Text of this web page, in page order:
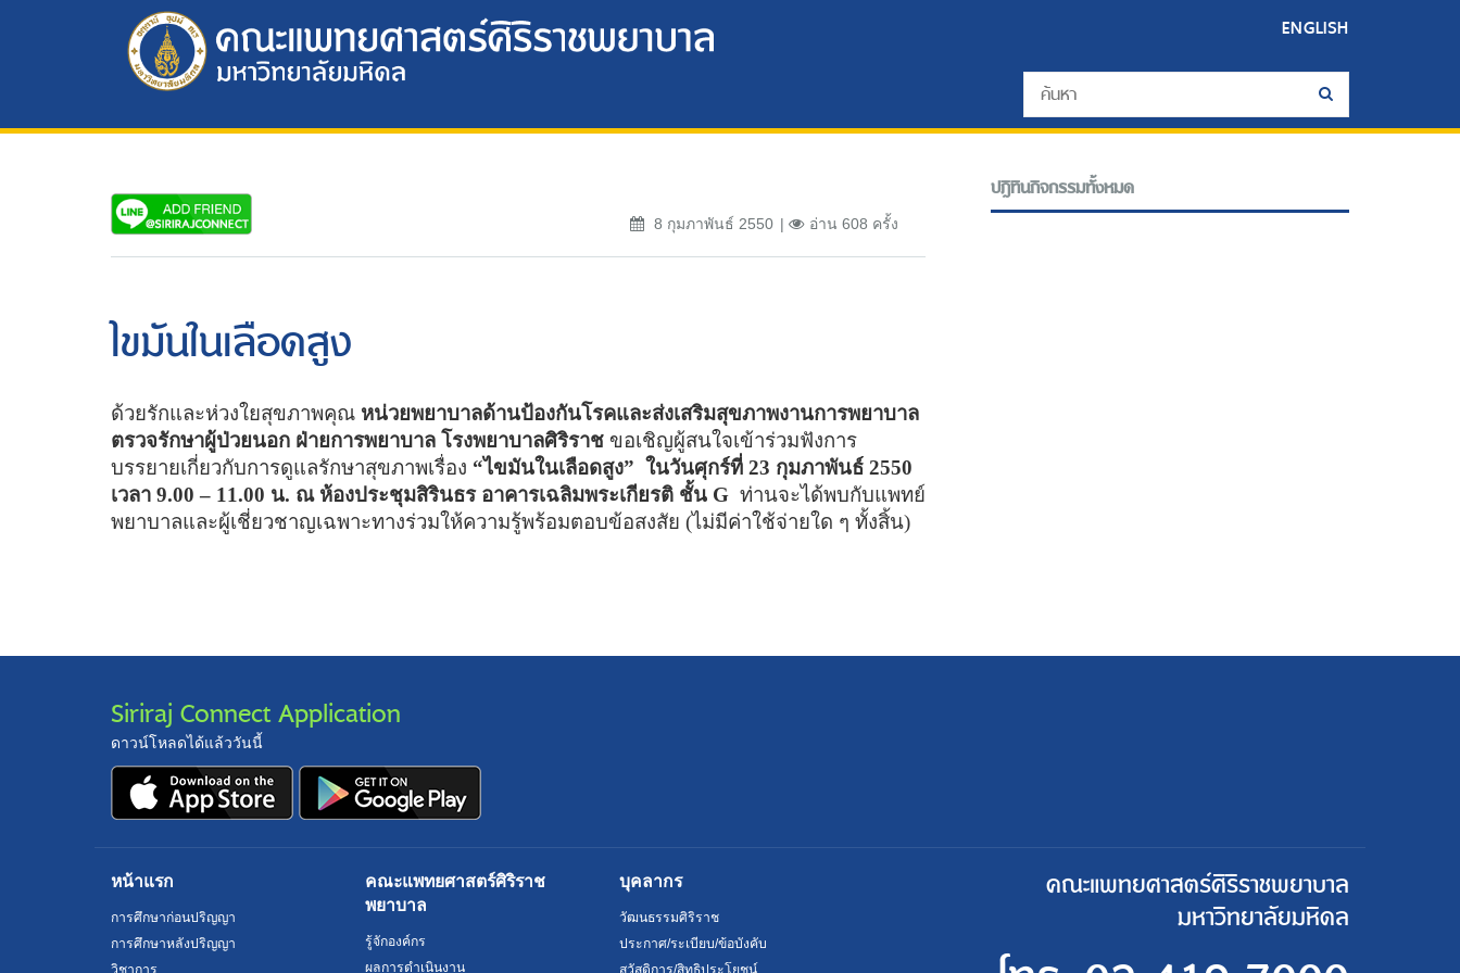
ENGLISH
8 กุมภาพันธ์ 2550 อ่าน 608 ครั้ง
ไขมันในเลือดสูง
ด้วยรักและห่วงใยสุขภาพคุณ หน่วยพยาบาลด้านป้องกันโรคและส่งเสริมสุขภาพงานการพยาบาล
ตรวจรักษาผู้ป่วยนอก ฝ่ายการพยาบาล โรงพยาบาลศิริราช ขอเชิญผู้สนใจเข้าร่วมฟังการ
บรรยายเกี่ยวกับการดูแลรักษาสุขภาพเรื่อง “ไขมันในเลือดสูง” ในวันศุกร์ที่ 23 กุมภาพันธ์ 2550
เวลา 9.00– 11.00 น. ณ ห้องประชุมสิรินธร อาคารเฉลิมพระเกียรติ ชั้น G ท่านจะได้พบกับแพทย์
พยาบาลและผู้เชี่ยวชาญเฉพาะทางร่วมให้ความรู้พร้อมตอบข้อสงสัย (ไม่มีค่าใช้จ่ายใด ๆ ทั้งสิ้น)
ปฎิทินกิจกรรมทั้งหมด
Siriraj Connect Application
ดาวน์โหลดได้แล้ววันนี้
หน้าแรก
การศึกษาก่อนปริญญา
การศึกษาหลังปริญญา
คณะแพทยศาสตร์ศิริราช
พยาบาล
รู้จักองค์กร
ผลการดำเนินงาน
บุคลากร
วัฒนธรรมศิริราช
ประกาศ/ระเบียบ/ข้อบังคับ
คณะแพทยศาสตร์ศิริราชพยาบาล
มหาวิทยาลัยมหิดล